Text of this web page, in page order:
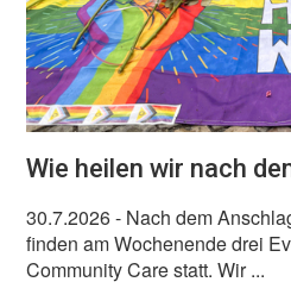
Wie heilen wir nach
30.7.2026- Nach dem
finden am Wochenende drei
Community Care statt. Wir ...